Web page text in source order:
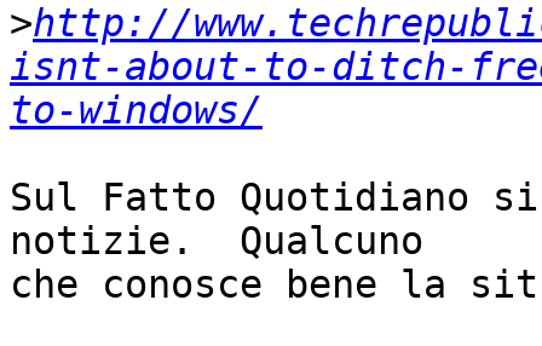
>http://
isnt-about-to-ditch-
to-windows/
Sul Fatto Quotidiano si
notizie.  Qualcuno
che conosce bene la